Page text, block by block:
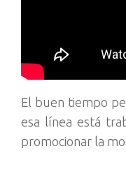
El buen tiempo
esa línea está
promocionar la